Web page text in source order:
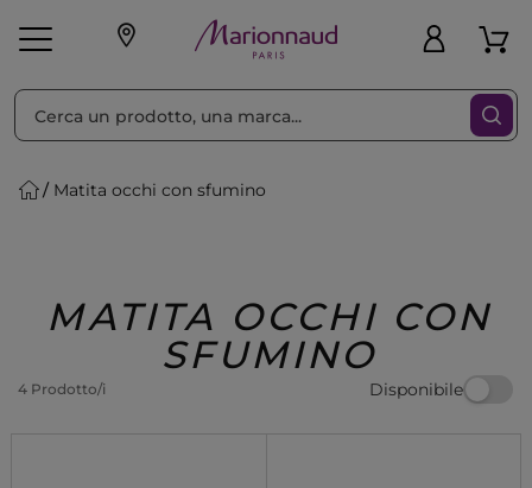
Make-up Profumi
Regalo
Matita occhi con sfumino
MATITA OCCHI CON
SFUMINO
4 Prodotto/i Disponibile
Ordina per Filtra